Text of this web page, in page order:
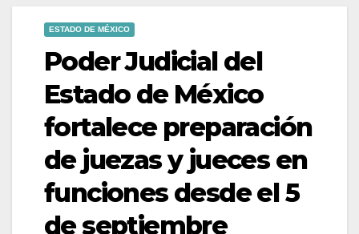
ESTADO DE MÉXICO
Poder Judicial del
Estado de México
fortalece preparación
de juezas y jueces en
funciones desde el 5
de septiembre